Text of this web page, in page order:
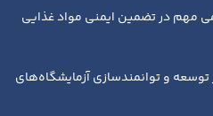
مهم در تضمین ایمنی مواد غذایی
و توانمندسازی آزمایشگاه‌های